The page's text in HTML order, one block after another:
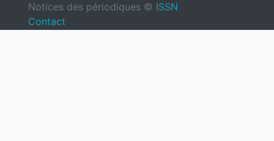
Notices des périodiques © ISSN
Contact